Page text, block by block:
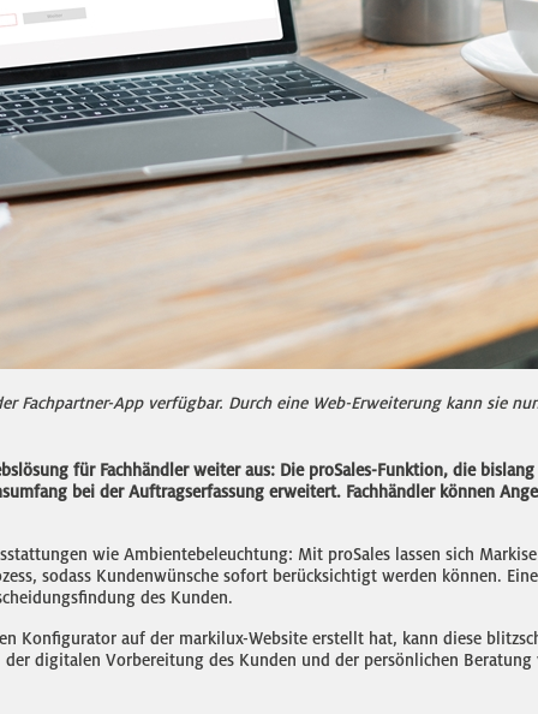
Fachpartner-App verfügbar. Durch eine Web-Erweiterung kann sie
für Fachhändler weiter aus: Die proSales-Funktion, die
bei der Auftragserfassung erweitert. Fachhändler können
wie Ambientebeleuchtung: Mit proSales lassen sich
sodass Kundenwünsche sofort berücksichtigt werden können.
des Kunden.
Konfigurator auf der markilux-Website erstellt hat, kann diese
digitalen Vorbereitung des Kunden und der persönlichen Beratung